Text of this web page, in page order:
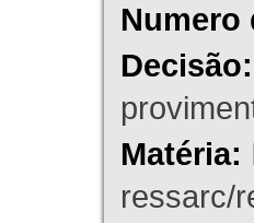
Numero
Decisão:
Matéria:
ressarc/